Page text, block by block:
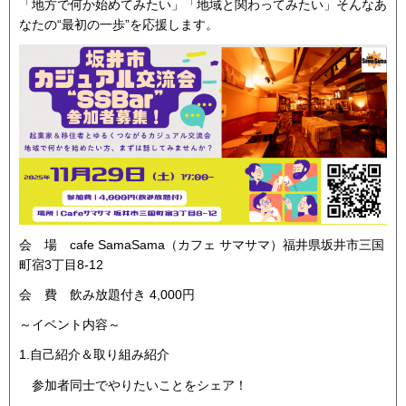
「地方で何か始めてみたい」「地域と関わってみたい」そんなあ
なたの“最初の一歩”を応援します。
会 場 cafe SamaSama（カフェ サマサマ）福井県坂井市三国
町宿3丁目8-12
会 費 飲み放題付き 4,000円
～イベント内容～
1.自己紹介＆取り組み紹介
参加者同士でやりたいことをシェア！